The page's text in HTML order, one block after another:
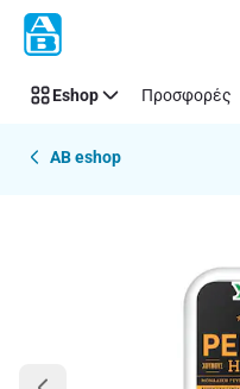
Παράλειψη
Eshop Προσφορές
AB eshop